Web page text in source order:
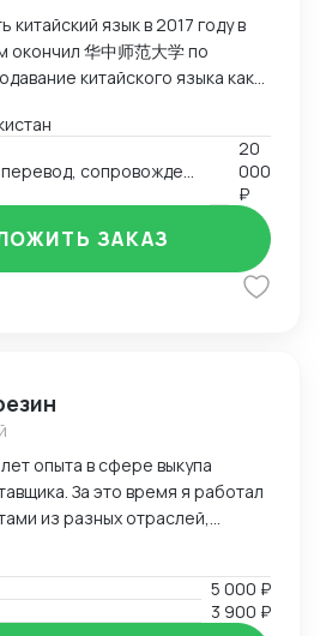
китайский язык в 2017 году в
华中师范大学 по
китайского языка как
в Китае восемь лет,
китайского языка
переводчиком и участвовал в
Кроме педагогической
аудиты китайских заводов,
экспортом и оценку
требованиям заказчиков.
навыки деловой
устной речью. Межкультурная
деловых переговоров.
товаров, контроль
Перевод (устный и
и коммерческой
цифровых инструментов и
в обучении.
Профессиональный перевод, сопровождение, аудит и инспекция товаров, подбор партнёров, консультации по импорту/экспорту
20
000
₽
ЗАКАЗ
опыта в сфере выкупа
За это время я работал
из разных отраслей,
электронику, моду и
поставщиков для
получить выгодные условия и
5 000 ₽
3 900 ₽